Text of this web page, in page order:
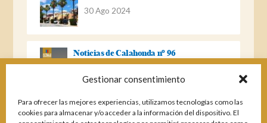
Gestionar consentimiento
Para ofrecer las mejores experiencias, utilizamos tecnologías como las
cookies para almacenar y/o acceder a la información del dispositivo. El
30 Ago 2024
Noticias de Calahonda nº 96
Noticias de Calahonda Nº 95